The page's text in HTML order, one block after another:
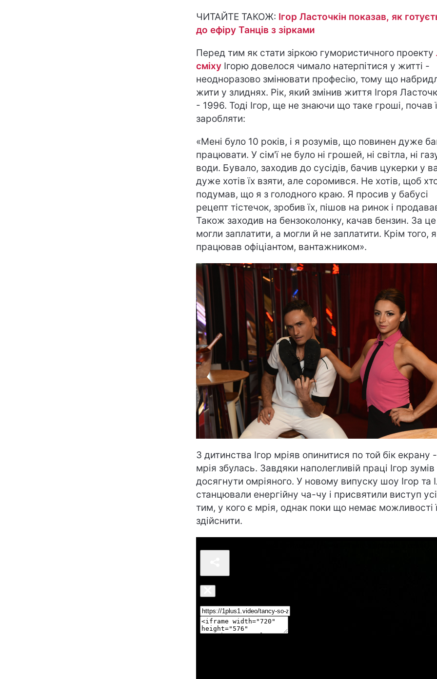
ЧИТАЙТЕ ТАКОЖ: Ігор Ласточкін показав, як
до ефіру Танців з зірками
Перед тим як стати зіркою гумористичного проекту
сміху Ігорю довелося чимало натерпітися у житті -
неодноразово змінювати професію, тому що
жити у злиднях. Рік, який змінив життя Ігоря
- 1996. Тоді Ігор, ще не знаючи що таке гроші, почав
заробляти:
«Мені було 10 років, і я розумів, що повинен дуже
працювати. У сім'ї не було ні грошей, ні світла, ні
води. Бувало, заходив до сусідів, бачив цукерки у
дуже хотів їх взяти, але соромився. Не хотів, щоб
подумав, що я з голодного краю. Я просив у бабусі
рецепт тістечок, зробив їх, пішов на ринок і
Також заходив на бензоколонку, качав бензин. За це
могли заплатити, а могли й не заплатити. Крім того, я
працював офіціантом, вантажником».
З дитинства Ігор мріяв опинитися по той бік екрану -
мрія збулась. Завдяки наполегливій праці Ігор зумів
досягнути омріяного. У новому випуску шоу Ігор та
станцювали енергійну ча-чу і присвятили виступ
тим, у кого є мрія, однак поки що немає можливості
здійснити.